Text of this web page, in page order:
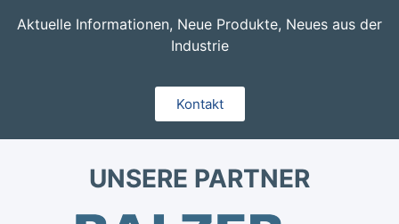
Aktuelle Informationen, Neue Produkte, Neues aus der
Industrie
Kontakt
UNSERE PARTNER